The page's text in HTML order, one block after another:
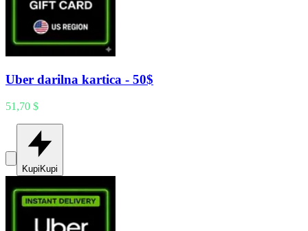
Uber darilna kartica - 50$
51,70 $
Kupi Kupi